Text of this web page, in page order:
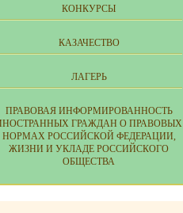
КОНКУРСЫ
КАЗАЧЕСТВО
ЛАГЕРЬ
ПРАВОВАЯ ИНФОРМИРОВАННОСТЬ
ГРАЖДАН О ПРАВОВЫХ
НОРМАХ РОССИЙСКОЙ ФЕДЕРАЦИИ,
ЖИЗНИ И УКЛАДЕ РОССИЙСКОГО
ОБЩЕСТВА